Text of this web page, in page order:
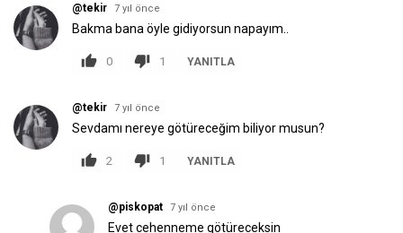
@tekir 7 yıl önce
Bakma bana öyle gidiyorsun napayım..
0 1 YANITLA
@tekir 7 yıl önce
Sevdamı nereye götüreceğim biliyor musun?
2 1 YANITLA
@piskopat 7 yıl önce
Evet cehenneme götüreceksin